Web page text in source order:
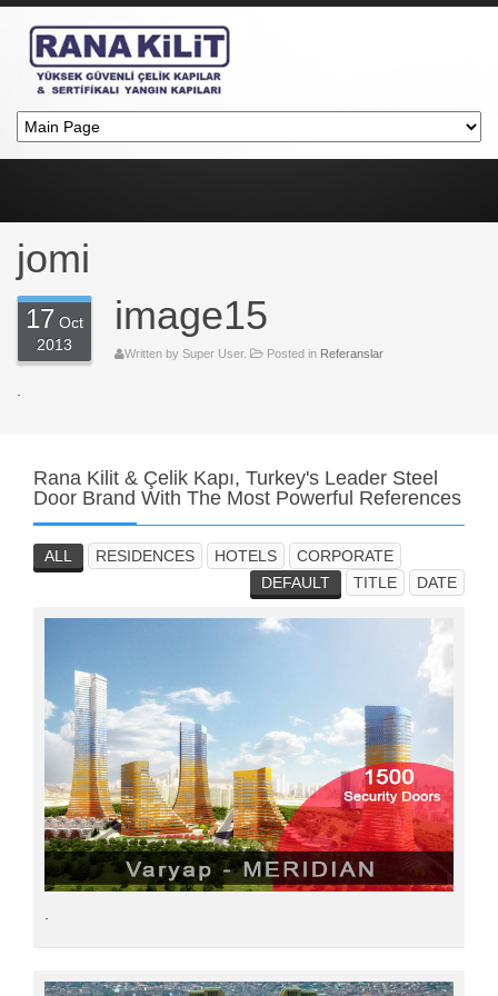
jomi
17 Oct
2013
image15
Written by Super User. Posted in Referanslar
Rana Kilit & Çelik Kapı, Turkey's Leader Steel
Door Brand With The Most Powerful References
ALL RESIDENCES HOTELS
CORPORATE
DEFAULT
TITLE DATE